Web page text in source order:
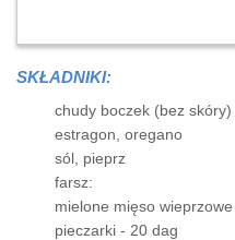
SKŁADNIKI:
chudy boczek (bez skóry)
estragon, oregano
sól, pieprz
farsz:
mielone mięso
pieczarki - 20 dag